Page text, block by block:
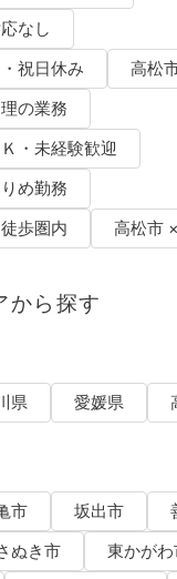
なし
祝日休み
高松
の業務
・未経験歓迎
め勤務
歩圏内
高松市
から探す
県 愛媛県
市 坂出市
ぬき市 東かがわ